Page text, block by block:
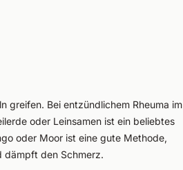
greifen. Bei entzündlichem Rheuma im
oder Leinsamen ist ein beliebtes
oder Moor ist eine gute Methode,
dämpft den Schmerz.